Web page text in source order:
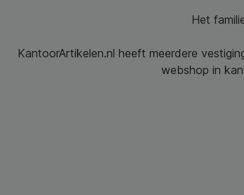
Het
KantoorArtikelen.nl heeft meerdere
webshop in